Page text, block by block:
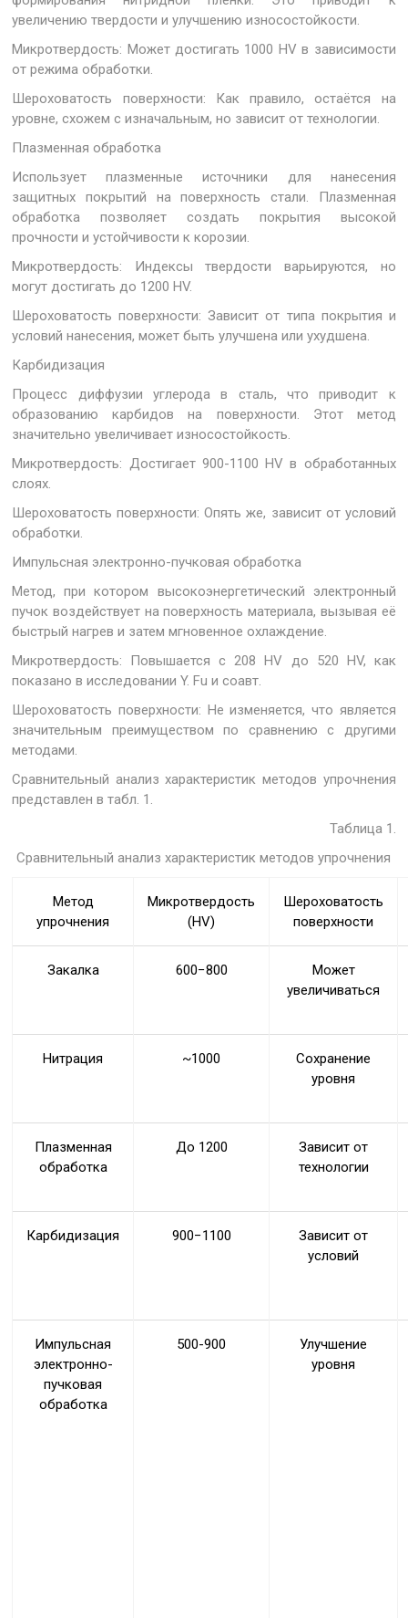
увеличению твердости и улучшению износостойкости.
Микротвердость: Может достигать 1000 HV в зависимости
от режима обработки.
Шероховатость поверхности: Как правило, остаётся на
уровне, схожем с изначальным, но зависит от технологии.
Плазменная обработка
Использует плазменные источники для нанесения
защитных покрытий на поверхность стали. Плазменная
обработка позволяет создать покрытия высокой
прочности и устойчивости к корозии.
Микротвердость: Индексы твердости варьируются, но
могут достигать до 1200 HV.
Шероховатость поверхности: Зависит от типа покрытия и
условий нанесения, может быть улучшена или ухудшена.
Карбидизация
Процесс диффузии углерода в сталь, что приводит к
образованию карбидов на поверхности. Этот метод
значительно увеличивает износостойкость.
Микротвердость: Достигает 900-1100 HV в обработанных
слоях.
Шероховатость поверхности: Опять же, зависит от условий
обработки.
Импульсная электронно-пучковая обработка
Метод, при котором высокоэнергетический электронный
пучок воздействует на поверхность материала, вызывая её
быстрый нагрев и затем мгновенное охлаждение.
Микротвердость: Повышается с 208 HV до 520 HV, как
показано в исследовании Y. Fu и соавт.
Шероховатость поверхности: Не изменяется, что является
значительным преимуществом по сравнению с другими
методами.
Сравнительный анализ характеристик методов упрочнения
представлен в табл. 1.
Таблица 1.
Сравнительный анализ характеристик методов упрочнения
Метод
упрочнения
Микротвердость
(HV)
Шероховатость
поверхности
Закалка 600−800
Может
увеличиваться
Нитрация ~1000
Сохранение
уровня
Плазменная
обработка
До 1200
Зависит от
технологии
Карбидизация 900−1100
Зависит от
условий
Импульсная
электронно-
пучковая
обработка
500-900
Улучшение
уровня